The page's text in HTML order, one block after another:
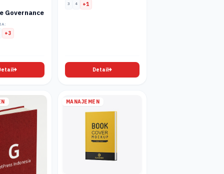
Governance
+3
3
4 +1
Detail
MANAJEMEN